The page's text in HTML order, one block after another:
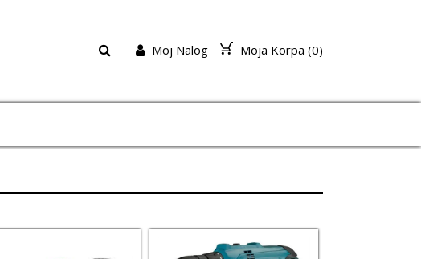
Moja Korpa (0)
Moj Nalog